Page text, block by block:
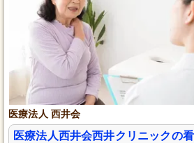
医療法人 西井会
医療法人西井会西井クリニックの